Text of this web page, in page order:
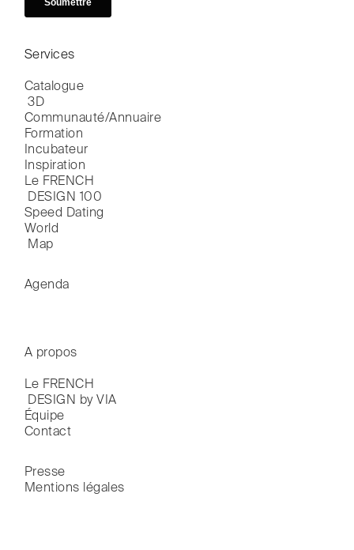
Services
Catalogue
3D
Communauté/Annuaire
Formation
Incubateur
Inspiration
Le FRENCH
DESIGN 100
Speed Dating
World
Map
Agenda
A propos
Le FRENCH
DESIGN by VIA
Équipe
Contact
Presse
Mentions légales